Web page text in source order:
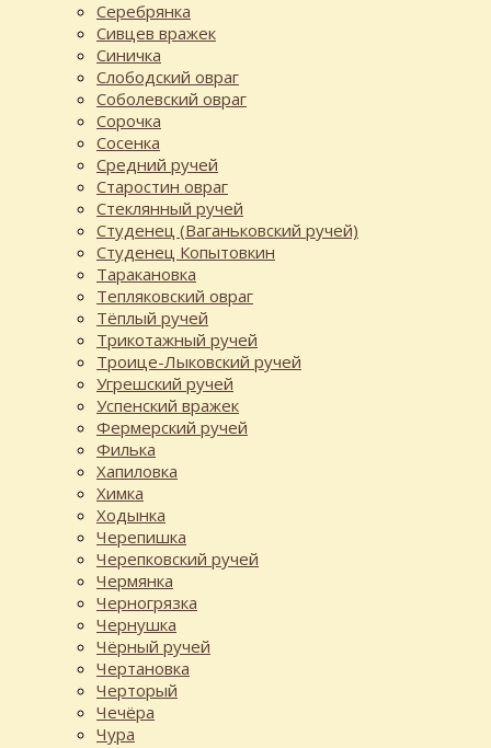
Серебрянка
Сивцев вражек
Синичка
Слободский овраг
Соболевский овраг
Сорочка
Сосенка
Средний ручей
Старостин овраг
Стеклянный ручей
Студенец (Ваганьковский ручей)
Студенец Копытовкин
Таракановка
Тепляковский овраг
Тёплый ручей
Трикотажный ручей
Троице-Лыковский ручей
Угрешский ручей
Успенский вражек
Фермерский ручей
Филька
Хапиловка
Химка
Ходынка
Черепишка
Черепковский ручей
Чермянка
Черногрязка
Чернушка
Чёрный ручей
Чертановка
Черторый
Чечёра
Чура